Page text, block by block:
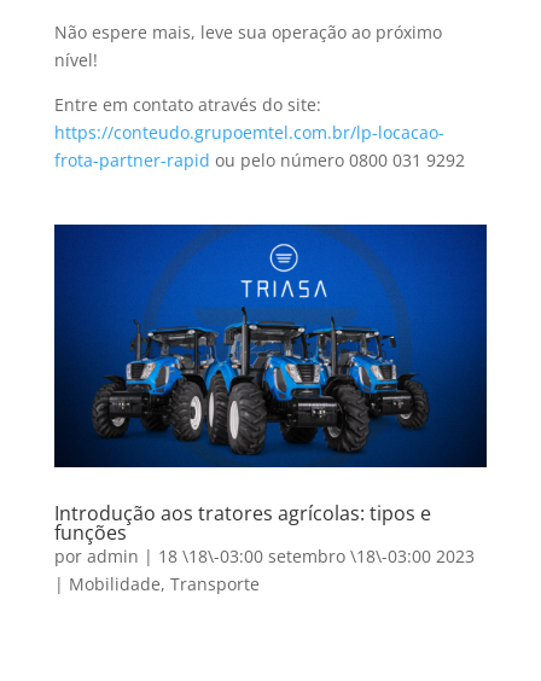
Não espere mais, leve sua operação ao próximo
nível!
Entre em contato através do site:
https://conteudo.grupoemtel.com.br/lp-locacao-
frota-partner-rapid ou pelo número 0800 031 9292
Introdução aos tratores agrícolas: tipos e
funções
por admin | 18 \18\-03:00 setembro \18\-03:00 2023
| Mobilidade, Transporte